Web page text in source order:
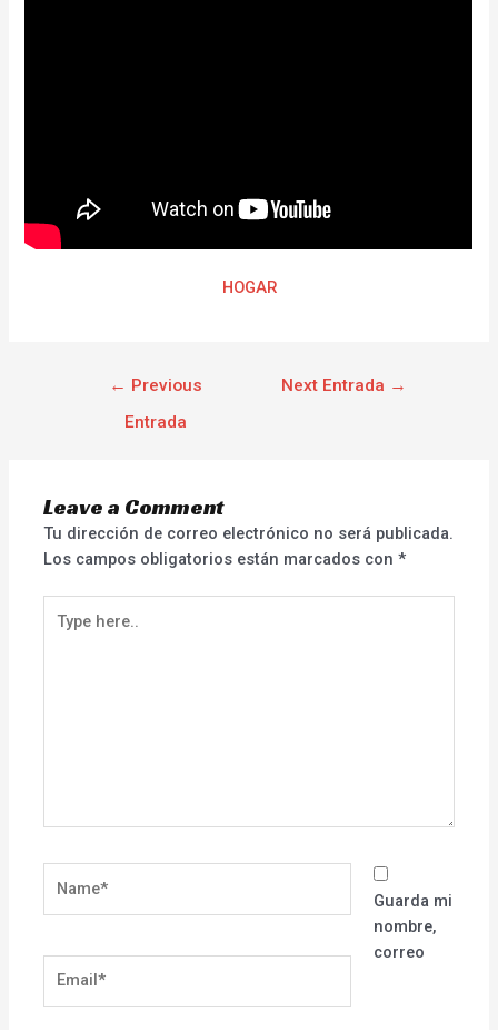
HOGAR
← Previous
Entrada
Next Entrada →
Leave a Comment
Tu dirección de correo electrónico no será publicada.
Los campos obligatorios están marcados con*
here..
Guarda mi
nombre,
correo